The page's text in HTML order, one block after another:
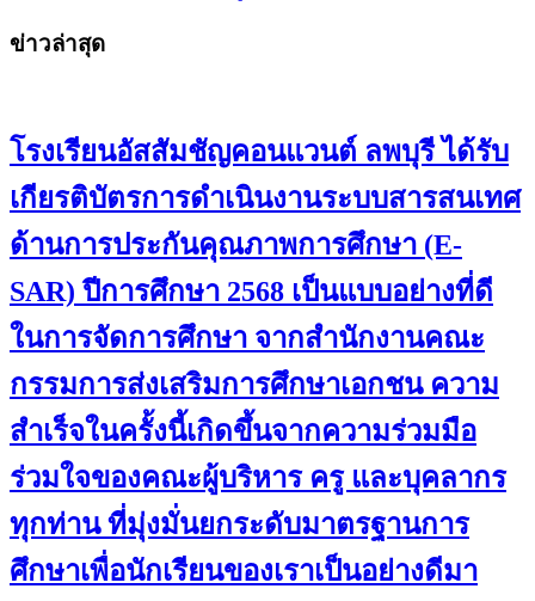
ข่าวล่าสุด
โรงเรียนอัสสัมชัญคอนแวนต์ ลพบุรี ได้รับ
เกียรติบัตรการดำเนินงานระบบสารสนเทศ
ด้านการประกันคุณภาพการศึกษา (E-
SAR) ปีการศึกษา 2568 เป็นแบบอย่างที่ดี
ในการจัดการศึกษา จากสำนักงานคณะ
กรรมการส่งเสริมการศึกษาเอกชน ความ
สำเร็จในครั้งนี้เกิดขึ้นจากความร่วมมือ
ร่วมใจของคณะผู้บริหาร ครู และบุคลากร
ทุกท่าน ที่มุ่งมั่นยกระดับมาตรฐานการ
ศึกษาเพื่อนักเรียนของเราเป็นอย่างดีมา